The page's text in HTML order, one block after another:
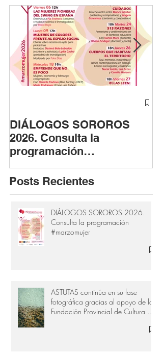
DIÁLOGOS SOROROS
2026. Consulta la
programación
Posts Recientes
DIÁLOGOS SOROROS 2026.
Consulta la programación
#marzomujer
ASTUTAS continúa en su fase
fotográfica gracias al apoyo de la
Fundación Provincial de Cultura de